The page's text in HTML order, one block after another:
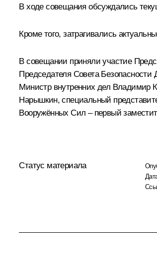
В ходе совещания обсуждались
Кроме того, затрагивались
В совещании приняли участие
Председателя Совета Безопасности
Министр внутренних дел Владимир
Нарышкин, специальный
Вооружённых Сил – первый
Статус материала